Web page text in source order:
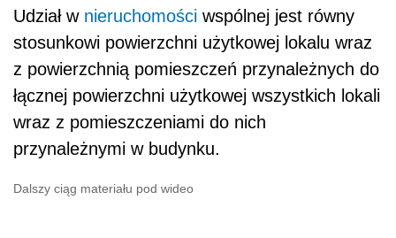
Udział w nieruchomości wspólnej jest równy
stosunkowi powierzchni użytkowej lokalu wraz
z powierzchnią pomieszczeń przynależnych do
łącznej powierzchni użytkowej wszystkich lokali
wraz z pomieszczeniami do nich
przynależnymi w budynku.
Dalszy ciąg materiału pod wideo